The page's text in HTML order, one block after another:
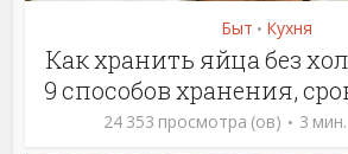
Быт • Кухня
Как хранить яйца без
9 способов хранения,
24 353 просмотра (ов) 3